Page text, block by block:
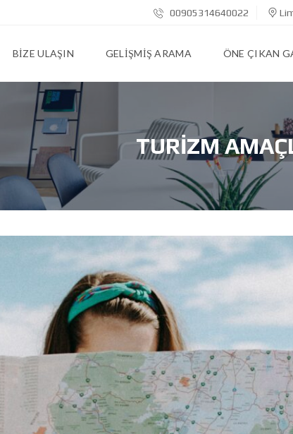
00905314640022
BIZE ULAŞIN GELIŞMIŞ ARAMA ÖNE ÇIKAN
TURIZM